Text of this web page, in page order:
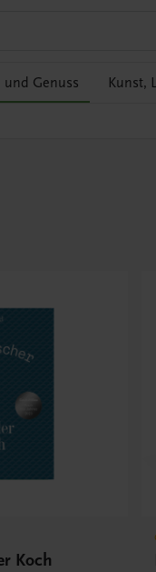
und Genuss Kunst,
Koch